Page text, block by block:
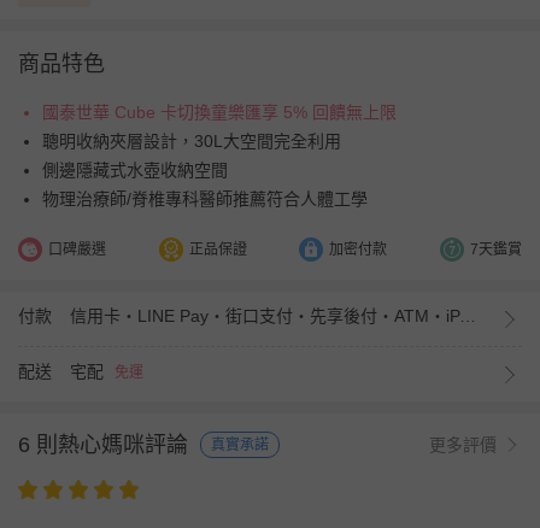
商品特色
國泰世華 Cube 卡切換童樂匯享 5% 回饋無上限
聰明收納夾層設計，30L大空間完全利用
側邊隱藏式水壺收納空間
物理治療師/脊椎專科醫師推薦符合人體工學
口碑嚴選 正品保證 加密付款 7天鑑賞
付款 信用卡・LINE Pay・街口支付・先享後付・ATM・iPASS MONEY
配送 宅配 免運
6 則熱心媽咪評論 真實承諾 更多評價